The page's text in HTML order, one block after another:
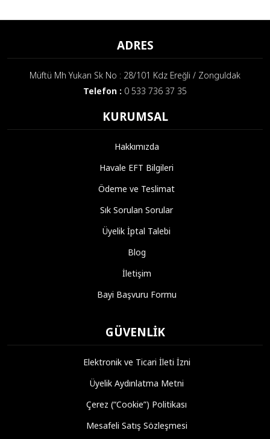
ADRES
Müftü Mh Yukarı Sk No : 28/101 Kdz Ereğli / Zonguldak
Telefon : 0 533 736 37 35
KURUMSAL
Hakkımızda
Havale EFT Bilgileri
Ödeme ve Teslimat
Sık Sorulan Sorular
Üyelik İptal Talebi
Blog
İletişim
Bayi Başvuru Formu
GÜVENLIK
Elektronik ve Ticari İleti İzni
Üyelik Aydınlatma Metni
Çerez (“Cookie”) Politikası
Mesafeli Satış Sözleşmesi